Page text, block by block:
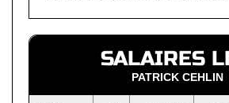
SALAIRES
PATRICK CEHLIN